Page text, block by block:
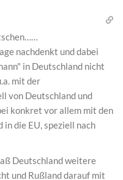
nachdenkt und dabei
in Deutschland nicht
mit der
von Deutschland und
konkret vor allem mit den
in die EU, speziell nach
Deutschland weitere
und Rußland darauf mit